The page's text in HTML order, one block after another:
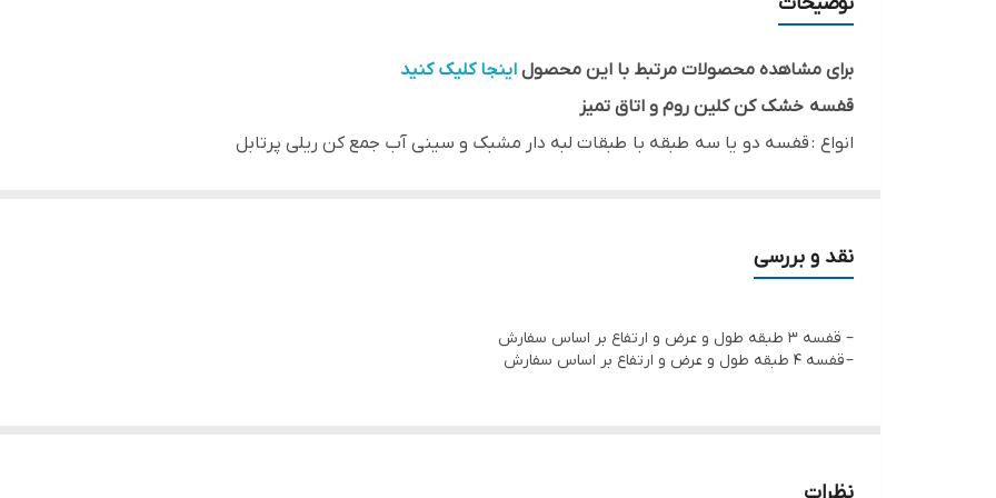
برای مشاهده محصولات مرتبط با این محصول اینجا کلیک کنید
قفسه خشک کن کلین روم و اتاق تمیز
انواع :قفسه دو یا سه طبقه با طبقات لبه دار مشبک و سینی آب جمع کن ریلی پرتابل
جنس بدنه مطابق الزمات موجود در GMP در محیط های بهداشتی ، کلین روم و اتاق تمیز از استنلس استیل 304 در نظر گرفته می شود .
حفرات و سوراخهای موجود در کف طبقات برای خروج آب و مایعات و تخلیه آن به سینی آب جمع کن کشویی زیر هر طبقه
نقد و بررسی
– قفسه 3 طبقه طول و عرض و ارتفاع بر اساس سفارش
– قفسه 4 طبقه طول و عرض و ارتفاع بر اساس سفارش